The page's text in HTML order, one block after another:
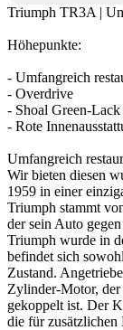
Triumph TR3A |
Höhepunkte:
- Umfangreich
- Overdrive
- Shoal Green-Lack
- Rote
Umfangreich
Wir bieten diesen
1959 in einer
Triumph stammt
der sein Auto
Triumph wurde in
befindet sich
Zustand.
Zylinder-Motor,
gekoppelt ist. Der
die für zusätzlichen